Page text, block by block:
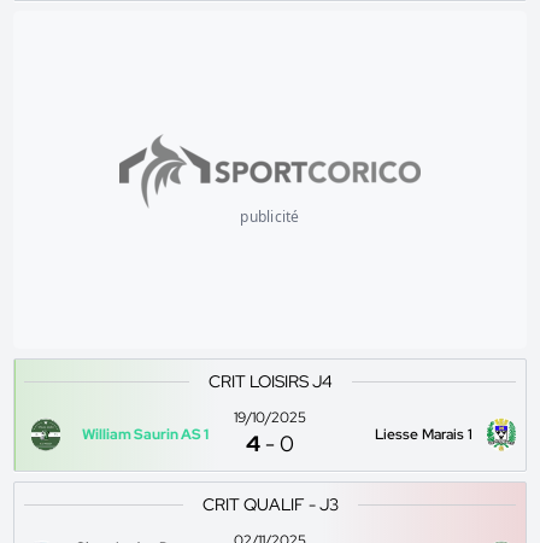
publicité
CRIT LOISIRS J4
William Saurin AS 1
19/10/2025
4 -0 Liesse Marais 1
CRIT QUALIF - J3